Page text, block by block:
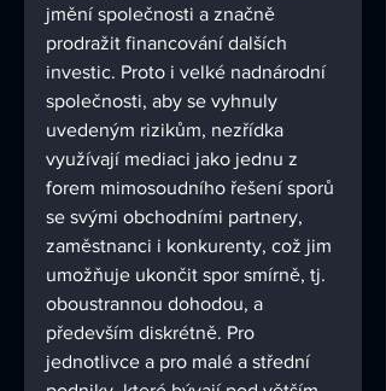
jmění společnosti a značně
prodražit financování dalších
investic. Proto i velké nadnárodní
společnosti, aby se vyhnuly
uvedeným rizikům, nezřídka
využívají mediaci jako jednu z
forem mimosoudního řešení sporů
se svými obchodními partnery,
zaměstnanci i konkurenty, což jim
umožňuje ukončit spor smírně, tj.
oboustrannou dohodou, a
především diskrétně. Pro
jednotlivce a pro malé a střední